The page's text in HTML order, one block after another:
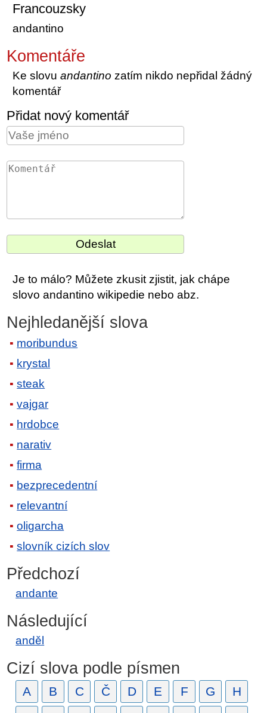
Francouzsky
andantino
Komentáře
Ke slovuandantino zatím nikdo nepřidal žádný
komentář
Přidat nový komentář
Je to málo? Můžete zkusit zjistit, jak chápe
slovo andantino wikipedie nebo abz.
Nejhledanější slova
moribundus
krystal
steak
vajgar
hrdobce
narativ
firma
bezprecedentní
relevantní
oligarcha
slovník cizích slov
Předchozí
andante
Následující
anděl
Cizí slova podle písmen
A B C Č D E F G
H